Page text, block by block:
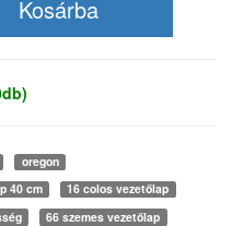
oregon
40 cm
16 colos vezetőlap
66 szemes vezetőlap